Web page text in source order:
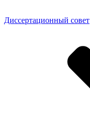
Диссертационный совет